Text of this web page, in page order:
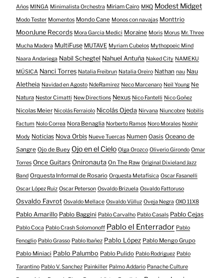
Años MINGA Minimalista Orchestra Miriam Cairo MKQ Modest Midget
Modo Tester Momentos Mondo Cane Monos con navajas Monttrio
MoonJune Records Mora Garcia Medici Moraine Moris Morus Mr. Three
Mucha Madera MultiFuse MUTAVE Myriam Cubelos Mythopoeic Mind
Naara Andariega Nabil Schegtel Nahuel Antuña Naked City NAMEKU
MÚSICA Nanci Torres Natalia Freibrun Natalia Oreiro Nathan nau Nau
Aletheia Navidad en Agosto NdeRamirez Neco Marcenaro Neil Young Ne
Natura Nestor Cimatti New Directions Nexus Nico Fantelli Nico Goñez
Nicolas Meier Nicolás Ferraiolo Nicolás Ojeda Nirvana Niuncobre Nobilis
Factum Nolo Correa Nora Benaglia Norberto Ramos Noro Morales Noshir
Mody Noticias Nova Orbis Nueve Tuercas Numen Oasis Oceano de
Sangre Ojo de Buey Ojo en el Cielo Olga Orozco Oliverio Girondo Omar
Torres Once Guitars Onironauta On The Raw Original Dixieland Jazz
Band Orquesta Informal de Rosario Orquesta Metafísica Oscar Fasanelli
Oscar López Ruiz Oscar Peterson Osvaldo Brizuela Osvaldo Fattoruso
Osvaldo Favrot Osvaldo Mellace Osvaldo Vülluz Oveja Negra OXO 11X8
Pablo Amarillo Pablo Baggini Pablo Carvalho Pablo Casals Pablo Cejas
Pablo Coca Pablo Crash Solomonoff Pablo el Enterrador Pablo
Fenoglio Pablo Grasso Pablo Ibañez Pablo López Pablo Mengo Grupo
Pablo Miniaci Pablo Palumbo Pablo Pulido Pablo Rodriguez Pablo
Tarantino Pablo V. Sanchez Painkiller Palmo Addario Panache Culture